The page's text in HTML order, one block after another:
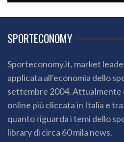
SPORTECONOMY
Sporteconomy.it, market
applicata all'economia dello
settembre 2004. Attualmente
online più cliccata in Italia e
quanto riguarda i temi dello
library di circa 60 mila news.